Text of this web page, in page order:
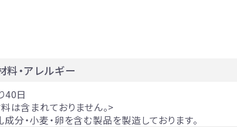
・アレルギー
40日
は含まれておりません。>
・小麦・卵を含む製品を製造しております。
トクラスギフト